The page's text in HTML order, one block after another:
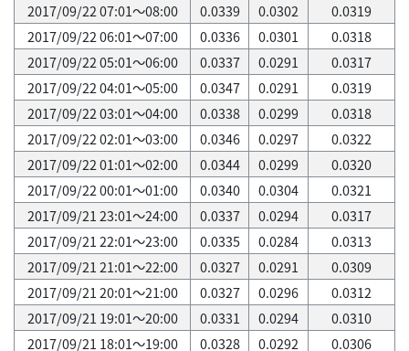
2017/09/22 07:01～08:00
0.0339 0.0302
0.0319
2017/09/22 06:01～07:00
0.0336 0.0301
0.0318
2017/09/22 05:01～06:00
0.0337 0.0291
0.0317
2017/09/22 04:01～05:00
0.0347 0.0291
0.0319
2017/09/22 03:01～04:00
0.0338 0.0299
0.0318
2017/09/22 02:01～03:00
0.0346 0.0297
0.0322
2017/09/22 01:01～02:00
0.0344 0.0299
0.0320
2017/09/22 00:01～01:00
0.0340 0.0304
0.0321
2017/09/21 23:01～24:00
0.0337 0.0294
0.0317
2017/09/21 22:01～23:00
0.0335 0.0284
0.0313
2017/09/21 21:01～22:00
0.0327 0.0291
0.0309
2017/09/21 20:01～21:00
0.0327 0.0296
0.0312
2017/09/21 19:01～20:00
0.0331 0.0294
0.0310
2017/09/21 18:01～19:00
0.0328 0.0292 0.0306